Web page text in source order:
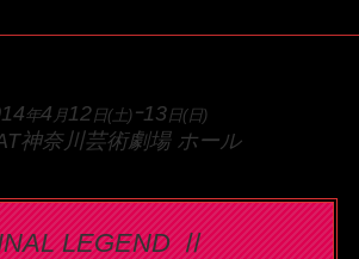
年4 月12日(土)ｰ13日(日)
神奈川芸術劇場 ホール
LEGEND Ⅱ